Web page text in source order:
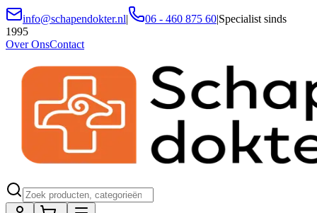
info@schapendokter.nl| 06 - 460 875 60|Specialist sinds
1995
Over OnsContact